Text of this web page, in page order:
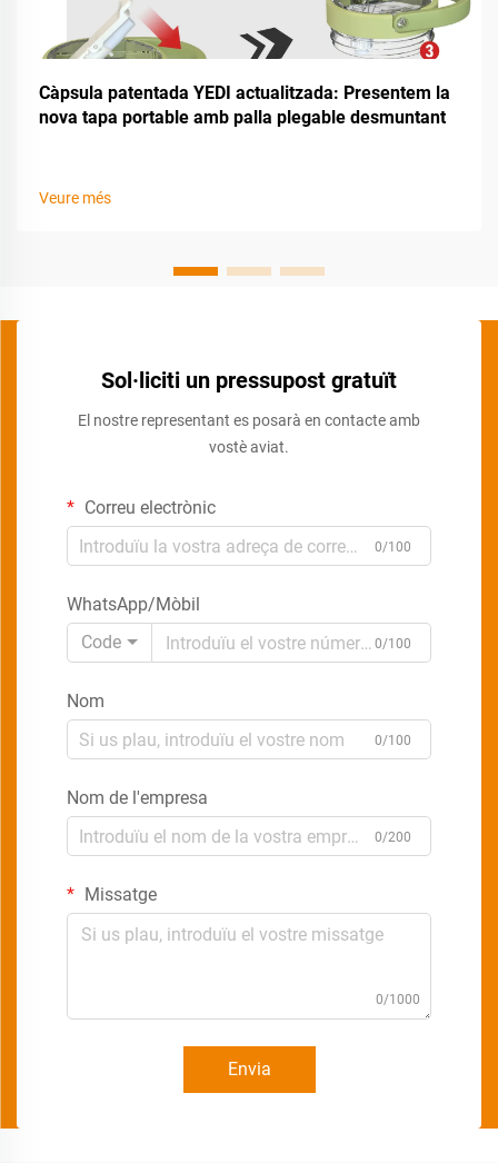
Càpsula patentada YEDI actualitzada: Presentem la
nova tapa portable amb palla plegable desmuntant
Veure més
Sol·liciti un pressupost gratuït
El nostre representant es posarà en contacte amb
vostè aviat.
Correu electrònic
0/100
WhatsApp/Mòbil
Code
0/100
Nom
0/100
Nom de l'empresa
0/200
Missatge
0/1000
Envia